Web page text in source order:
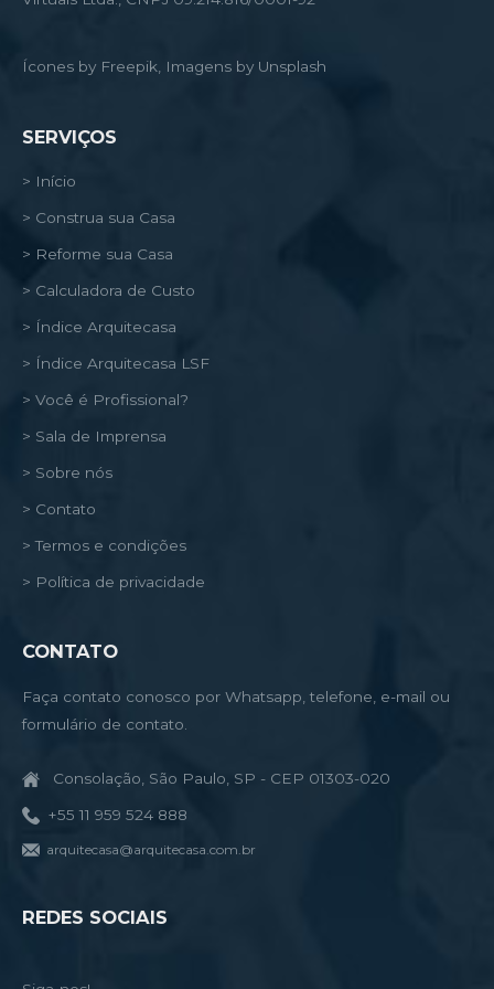
Ícones by Freepik, Imagens by Unsplash
SERVIÇOS
> Início
> Construa sua Casa
> Reforme sua Casa
> Calculadora de Custo
> Índice Arquitecasa
> Índice Arquitecasa LSF
> Você é Profissional?
> Sala de Imprensa
> Sobre nós
> Contato
> Termos e condições
> Política de privacidade
CONTATO
Faça contato conosco por Whatsapp, telefone, e-mail ou
formulário de contato.
Consolação, São Paulo, SP - CEP 01303-020
+55 11 959 524 888
arquitecasa@arquitecasa.com.br
REDES SOCIAIS